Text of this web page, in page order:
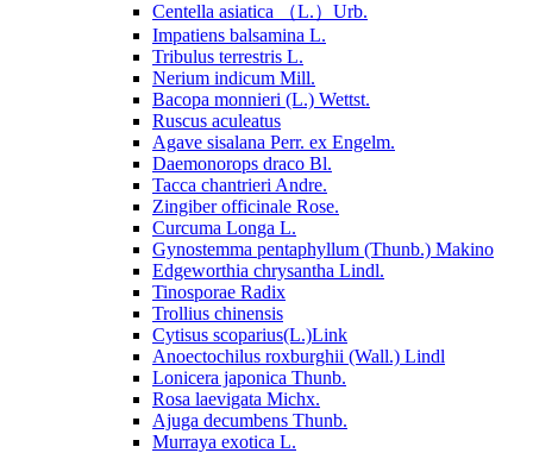
Centella asiatica （L.）Urb.
Impatiens balsamina L.
Tribulus terrestris L.
Nerium indicum Mill.
Bacopa monnieri (L.) Wettst.
Ruscus aculeatus
Agave sisalana Perr. ex Engelm.
Daemonorops draco Bl.
Tacca chantrieri Andre.
Zingiber officinale Rose.
Curcuma Longa L.
Gynostemma pentaphyllum (Thunb.) Makino
Edgeworthia chrysantha Lindl.
Tinosporae Radix
Trollius chinensis
Cytisus scoparius(L.)Link
Anoectochilus roxburghii (Wall.) Lindl
Lonicera japonica Thunb.
Rosa laevigata Michx.
Ajuga decumbens Thunb.
Murraya exotica L.